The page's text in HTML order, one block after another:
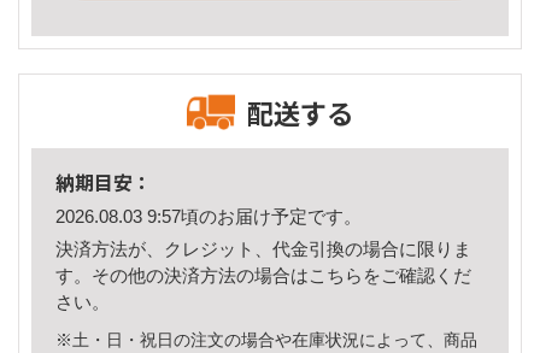
配送する
納期目安：
2026.08.03 9:57頃のお届け予定です。
決済方法が、クレジット、代金引換の場合に限りま
す。その他の決済方法の場合はこちら をご確認くだ
さい。
※土・日・祝日の注文の場合や在庫状況によって、商品